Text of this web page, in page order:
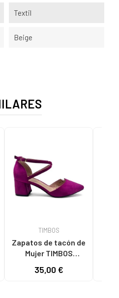
Textil
Beige
TIMBOS
Zapatos de tacón de
Mujer TIMBOS
VESTIR MUJER
35,00 €